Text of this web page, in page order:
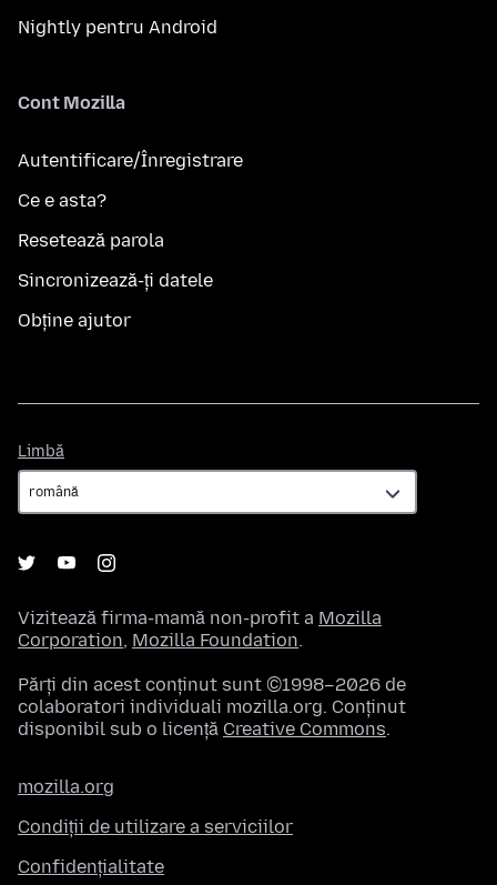
Nightly pentru Android
Cont Mozilla
Autentificare/Înregistrare
Ce e asta?
Resetează parola
Sincronizează-ți datele
Obține ajutor
Limbă
Vizitează firma-mamă non-profit a Mozilla
Corporation, Mozilla Foundation.
Părți din acest conținut sunt ©1998–2026 de
colaboratori individuali mozilla.org. Conținut
disponibil sub o licență Creative Commons.
mozilla.org
Condiții de utilizare a serviciilor
Confidențialitate